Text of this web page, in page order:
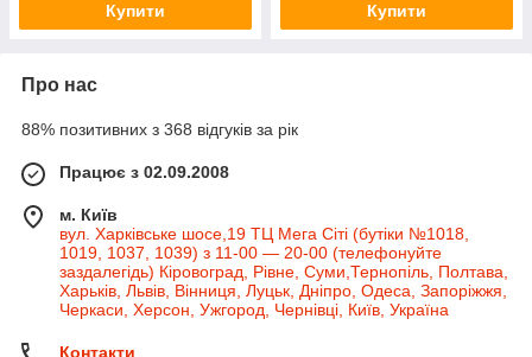
Купити Купити
Про нас
88% позитивних з 368 відгуків за рік
Працює з 02.09.2008
м. Київ
вул. Харківське шосе,19 ТЦ Мега Сіті (бутіки №1018,
1019, 1037, 1039) з 11-00 — 20-00 (телефонуйте
заздалегідь) Кіровоград, Рівне, Суми,Тернопіль, Полтава,
Харьків, Львів, Вінниця, Луцьк, Дніпро, Одеса, Запоріжжя,
Черкаси, Херсон, Ужгород, Чернівці, Київ, Україна
Контакти